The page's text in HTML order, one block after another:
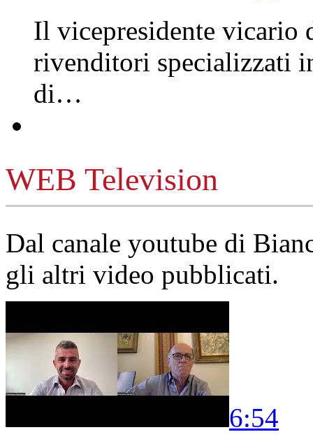
Il vicepresidente vicario
rivenditori specializzati
di…
WEB Television
Dal canale youtube di
gli altri video pubblicati.
6:54